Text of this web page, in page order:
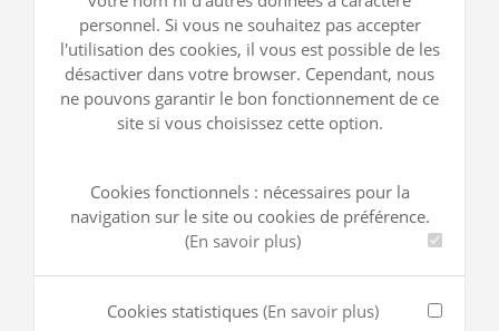
personnel. Si vous ne souhaitez pas accepter
l'utilisation des cookies, il vous est possible de les
désactiver dans votre browser. Cependant, nous
ne pouvons garantir le bon fonctionnement de ce
site si vous choisissez cette option.
Cookies fonctionnels : nécessaires pour la
navigation sur le site ou cookies de préférence.
(En savoir plus)
Cookies statistiques (En savoir plus)